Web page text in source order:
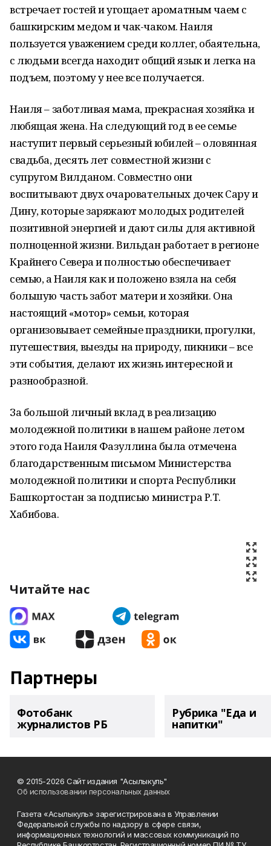
встречает гостей и угощает ароматным чаем с
башкирским медом и чак-чаком. Наиля
пользуется уважением среди коллег, обаятельна,
с людьми всегда находит общий язык и легка на
подъем, поэтому у нее все получается.
Наиля – заботливая мама, прекрасная хозяйка и
любящая жена. На следующий год в ее семье
наступит первый серьезный юбилей – оловянная
свадьба, десять лет совместной жизни с
супругом Вилданом. Совместно они
воспитывают двух очаровательных дочек Сару и
Дину, которые заряжают молодых родителей
позитивной энергией и дают силы для активной
полноценной жизни. Вильдан работает в регионе
Крайнего Севера и полностью обеспечивает
семью, а Наиля как и положено взяла на себя
большую часть забот матери и хозяйки. Она
настоящий «мотор» семьи, которая
организовывает семейные праздники, прогулки,
путешествия, выезды на природу, пикники – все
эти события, делают их жизнь интересной и
разнообразной.
За большой личный вклад в реализацию
молодежной политики в нашем районе летом
этого года Наиля Фазуллина была отмечена
благодарственным письмом Министерства
молодежной политики и спорта Республики
Башкортостан за подписью министра Р.Т.
Хабибова.
Читайте нас
Партнеры
Фотобанк
журналистов РБ
Рубрика "Еда и
напитки"
© 2015-2026 Сайт издания "Асылыкуль"
Об использовании персональных данных
Газета «Асылыкуль» зарегистрирована в Управлении
Федеральной службы по надзору в сфере связи,
информационных технологий и массовых коммуникаций по